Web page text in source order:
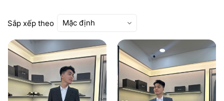
Sắp xếp theo Mặc định